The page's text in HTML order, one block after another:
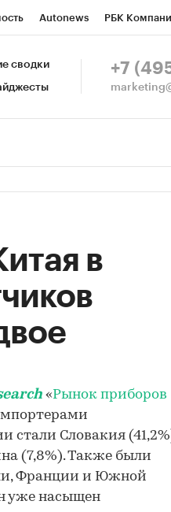
Autonews РБК
СПб Конференции СПб
сводки +7
в
«Рынок приборов
стали Словакия
(7,8%). Также были
Франции и Южной
уже насыщен